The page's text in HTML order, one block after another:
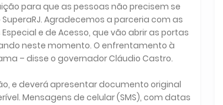
para que as pessoas não precisem se
Agradecemos a parceria com as
e de Acesso, que vão abrir as portas
neste momento. O enfrentamento à
– disse o governador Cláudio Castro.
e deverá apresentar documento original
Mensagens de celular (SMS), com datas